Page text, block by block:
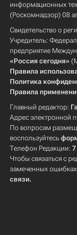
информационных
(Роскомнадзор) 08
Свидетельство о
Учредитель:
предприятие
«Россия сегодня»
Правила
Политика
Правила
Главный редактор:
Адрес электронной
По вопросам
воспользуйтесь
Телефон Редакции:
Чтобы связаться с
замеченных
связи.